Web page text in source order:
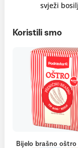
svježi
Koristili smo
Bijelo brašno oštro